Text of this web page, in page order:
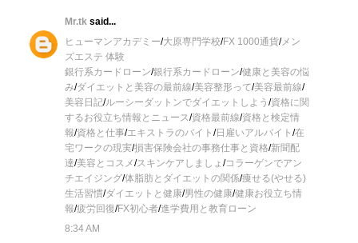
Mr.tk said...
ヒューマンアカデミー/大原専門学校/FX 1000通貨/メン
ズエステ 体験
銀行系カードローン/銀行系カードローン/健康と美容の悩
み/ダイエットと美容の最前線/美容整形って/美容最前線/
美容日記/ルーシーダットンでダイエットしよう /資格に関
するお役立ち情報とニュース/資格最前線/資格と検定情
報/資格と仕事/エキストラのバイト /日雇いアルバイト /在
宅ワークの現実/損害保険会社の事務仕事と資格/新聞配
達/美容とコスメ/スキンケアしましょ /コラーゲンでアン
チエイジング/体脂肪とダイエットの関係/痩せる(やせる)
生活習慣/ダイエットと健康/男性の健康/健康お役立ち情
報/疲労回復/FX初心者/進学費用と教育ローン
8:34 AM